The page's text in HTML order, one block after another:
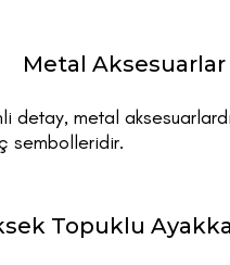
Metal Aksesuarlar
detay, metal
sembolleridir.
Topuklu